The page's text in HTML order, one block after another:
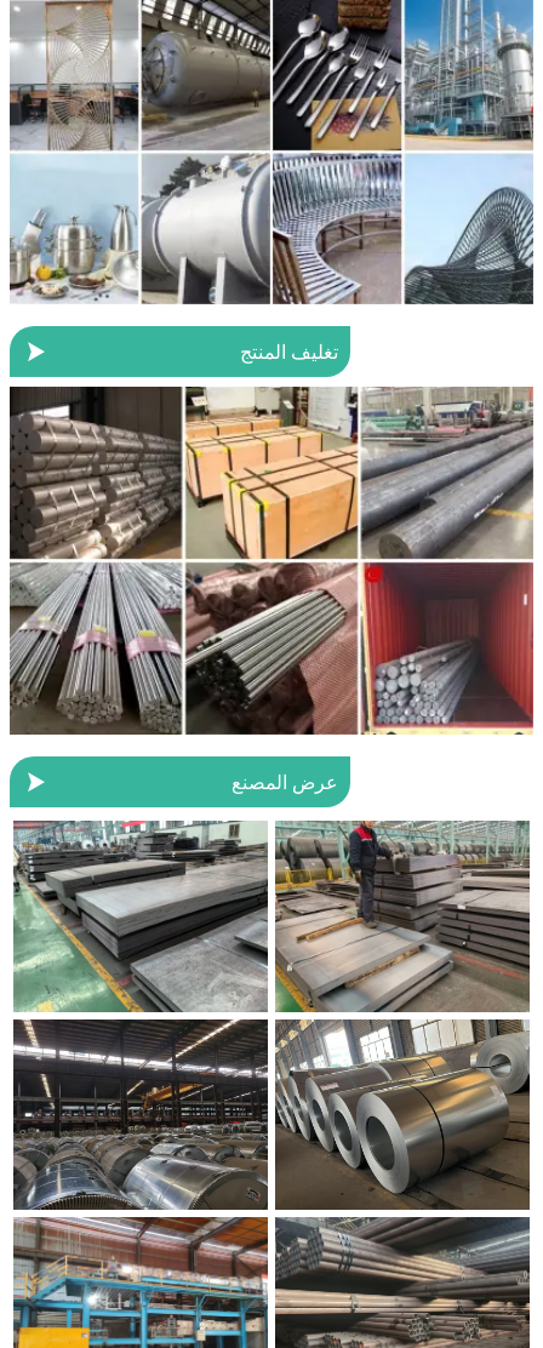
 تغليف المنتج
 عرض المصنع